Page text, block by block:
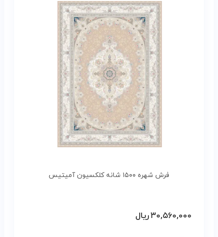
فرش شهره ۱۵۰۰ شانه کلکسیون آمیتیس
۳۰,۵۶۰,۰۰۰ریال